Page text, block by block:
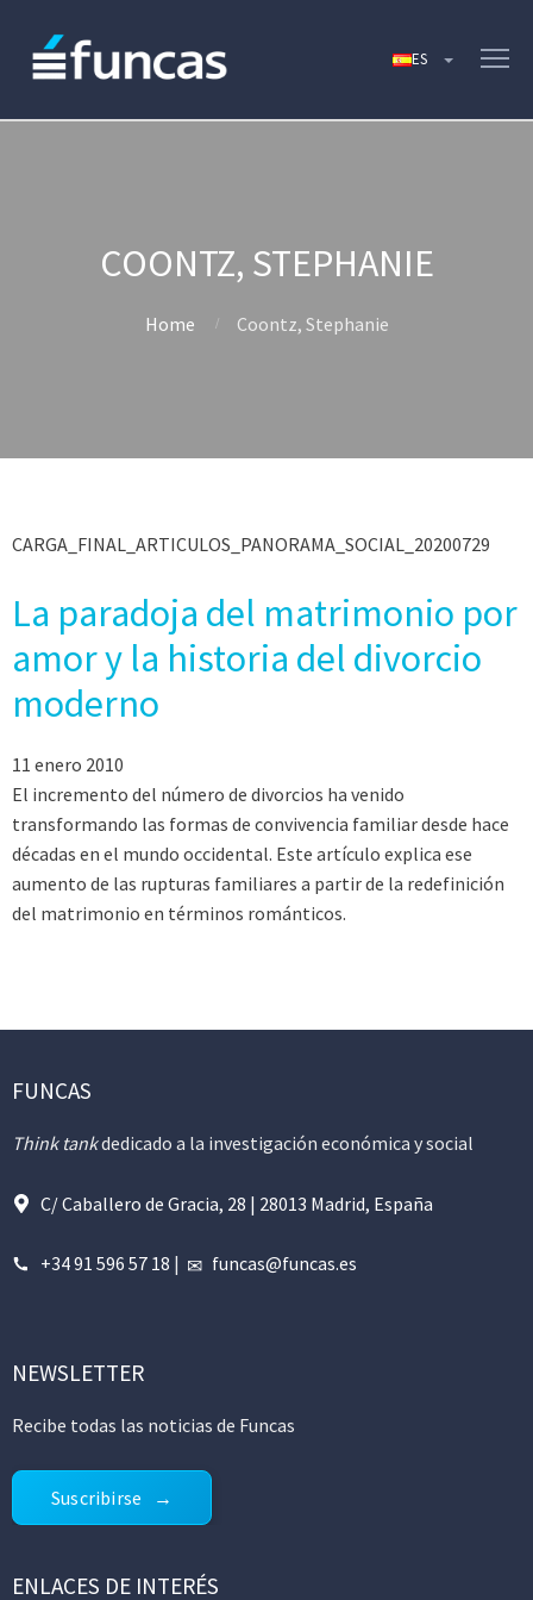
COONTZ, STEPHANIE
Home Coontz, Stephanie
CARGA_FINAL_ARTICULOS_PANORAMA_SOCIAL_20200729
La paradoja del matrimonio por
amor y la historia del divorcio
moderno
11 enero 2010
El incremento del número de divorcios ha venido
transformando las formas de convivencia familiar desde hace
décadas en el mundo occidental. Este artículo explica ese
aumento de las rupturas familiares a partir de la redefinición
del matrimonio en términos románticos.
FUNCAS
Think tankdedicado a la investigación económica y social
C/ Caballero de Gracia, 28 | 28013 Madrid, España
+34 91 596 57 18 | funcas@funcas.es
NEWSLETTER
Recibe todas las noticias de Funcas
Suscribirse
ENLACES DE INTERÉS